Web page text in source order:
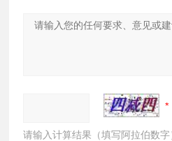
请输入计算结果（填写阿拉伯数